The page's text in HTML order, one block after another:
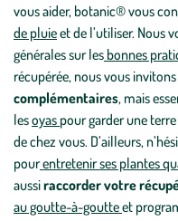
vous aider, botanic® vous
de pluieet de l’utiliser. Nous
générales sur les bonnes
récupérée, nous vous
complémentaires, mais
lesoyas pour garder une
de chez vous. D’ailleurs,
pourentretenir ses plantes
aussiraccorder votre
au goutte-à-goutteet